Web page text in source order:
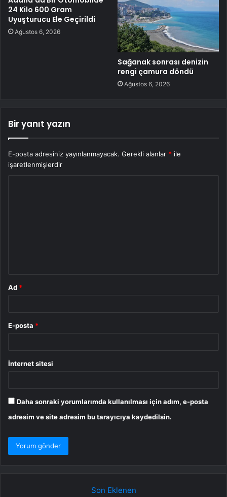
24 Kilo 600 Gram
Uyuşturucu Ele Geçirildi
Ağustos 6, 2026
Sağanak sonrası denizin
rengi çamura döndü
Ağustos 6, 2026
Bir yanıt yazın
E-posta adresiniz yayınlanmayacak. Gerekli alanlar * ile
işaretlenmişlerdir
Ad *
E-posta *
İnternet sitesi
Daha sonraki yorumlarımda kullanılması için adım, e-posta
adresim ve site adresim bu tarayıcıya kaydedilsin.
Son Eklenen